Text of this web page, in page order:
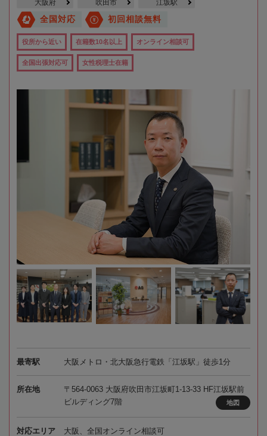
大阪府 吹田市 江坂駅
全国対応 初回相談無料
役所から近い 在籍数10名以上 オンライン相談可
全国出張対応可 女性税理士在籍
最寄駅 大阪メトロ・北大阪急行電鉄「江坂駅」徒歩1分
所在地
〒564-0063 大阪府吹田市江坂町1-13-33 HF江坂駅前
ビルディング7階
地図
対応エリア 大阪、全国オンライン相談可